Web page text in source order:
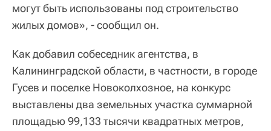
могут быть использованы под строительство
жилых домов», - сообщил он.
Как добавил собеседник агентства, в
Калининградской области, в частности, в городе
Гусев и поселке Новоколхозное, на конкурс
выставлены два земельных участка суммарной
площадью 99,133 тысячи квадратных метров,